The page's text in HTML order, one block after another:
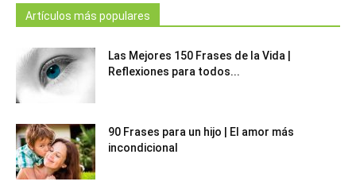
Artículos más populares
Las Mejores 150 Frases de la Vida |
Reflexiones para todos...
90 Frases para un hijo | El amor más
incondicional